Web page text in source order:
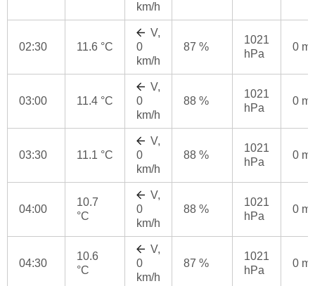
km/h
02:30 11.6 °C
V,
0
km/h
87 %
1021
hPa
0
03:00 11.4 °C
V,
0
km/h
88 %
1021
hPa
0
03:30 11.1 °C
V,
0
km/h
88 %
1021
hPa
0
04:00
10.7
°C
V,
0
km/h
88 %
1021
hPa
0
04:30
10.6
°C
V,
0
km/h
87 %
1021
hPa
0